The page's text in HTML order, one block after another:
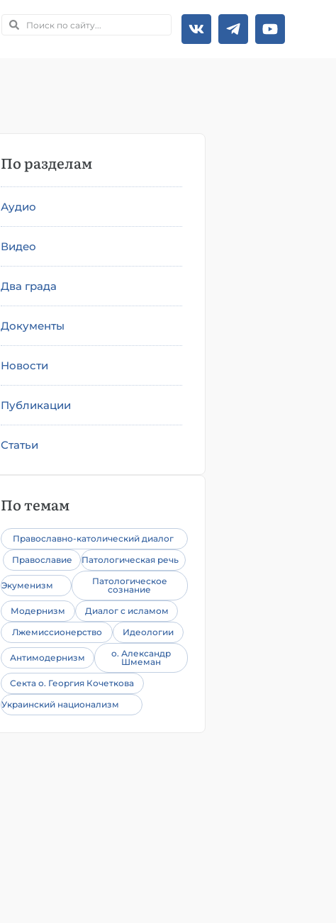
По разделам
Аудио
Видео
Два града
Документы
Новости
Публикации
Статьи
По темам
Православно-католический диалог
Православие
Патологическая речь
Экуменизм
Патологическое
сознание
Модернизм
Диалог с исламом
Лжемиссионерство
Идеологии
Антимодернизм
о. Александр
Шмеман
Секта о. Георгия Кочеткова
Украинский национализм